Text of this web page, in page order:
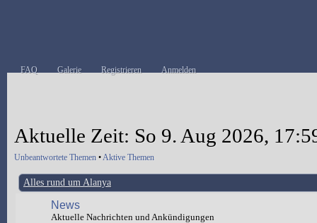
FAQ Galerie Registrieren Anmelden
Aktuelle Zeit: So 9. Aug 2026,
Unbeantwortete Themen •Aktive Themen
Alles rund um Alanya
News
Aktuelle Nachrichten und Ankündigungen